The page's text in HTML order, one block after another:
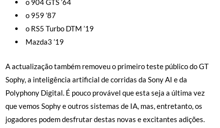
o 904 GTS ’64
o 959 ’87
o RS5 Turbo DTM ’19
Mazda3 ’19
A actualização também removeu o primeiro teste público do GT
Sophy, a inteligência artificial de corridas da Sony AI e da
Polyphony Digital. É pouco provável que esta seja a última vez
que vemos Sophy e outros sistemas de IA, mas, entretanto, os
jogadores podem desfrutar destas novas e excitantes adições.